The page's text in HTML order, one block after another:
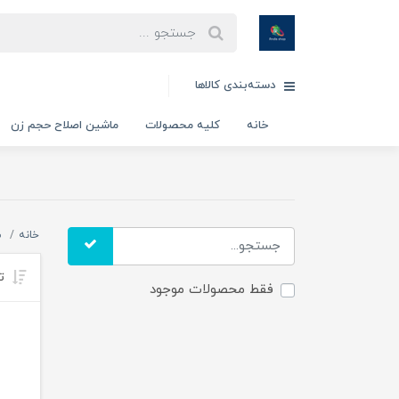
دسته‌بندی کالاها
خانه کلیه محصولات ماشین اصلاح حجم زن
فقط محصولات موجود
خانه